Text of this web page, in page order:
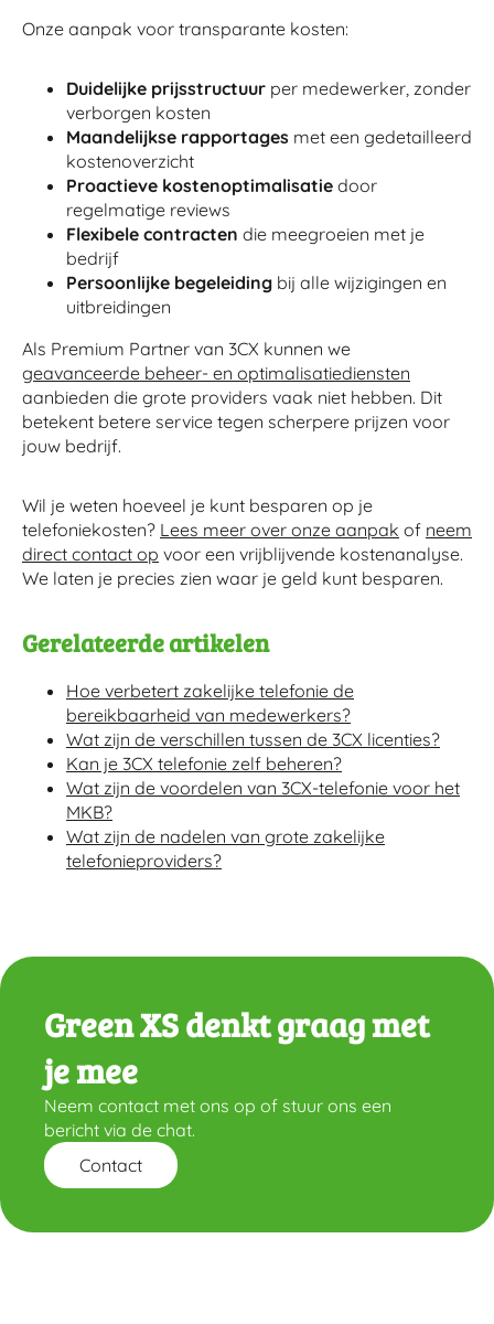
Onze aanpak voor transparante kosten:
Duidelijke prijsstructuur per medewerker, zonder
verborgen kosten
Maandelijkse rapportages met een gedetailleerd
kostenoverzicht
Proactieve kostenoptimalisatie door
regelmatige reviews
Flexibele contracten die meegroeien met je
bedrijf
Persoonlijke begeleiding bij alle wijzigingen en
uitbreidingen
Als Premium Partner van 3CX kunnen we
geavanceerde beheer- en optimalisatiediensten
aanbieden die grote providers vaak niet hebben. Dit
betekent betere service tegen scherpere prijzen voor
jouw bedrijf.
Wil je weten hoeveel je kunt besparen op je
telefoniekosten? Lees meer over onze aanpak of neem
direct contact op voor een vrijblijvende kostenanalyse.
We laten je precies zien waar je geld kunt besparen.
Gerelateerde artikelen
Hoe verbetert zakelijke telefonie de
bereikbaarheid van medewerkers?
Wat zijn de verschillen tussen de 3CX licenties?
Kan je 3CX telefonie zelf beheren?
Wat zijn de voordelen van 3CX-telefonie voor het
MKB?
Wat zijn de nadelen van grote zakelijke
telefonieproviders?
Green XS denkt graag met
je mee
Neem contact met ons op of stuur ons een
bericht via de chat.
Contact